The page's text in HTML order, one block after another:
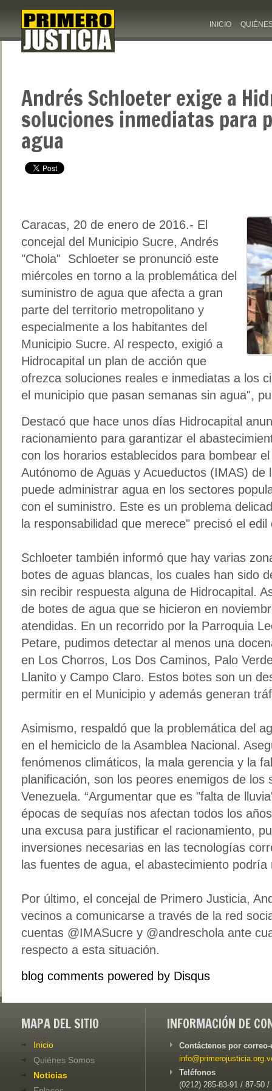
INICIO
Andrés Schloeter exige a
soluciones inmediatas para
agua
Caracas, 20 de enero de 2016.- El
concejal del Municipio Sucre, Andrés
"Chola" Schloeter se pronunció este
miércoles en torno a la problemática del
suministro de agua que afecta a gran
parte del territorio metropolitano y
especialmente a los habitantes del
Municipio Sucre. Al respecto, exigió a
Hidrocapital un plan de acción que
ofrezca soluciones reales e inmediatas a los
el municipio que pasan semanas sin agua",
Destacó que hace unos días Hidrocapital
racionamiento para garantizar el
con los horarios establecidos para bombear
Autónomo de Aguas y Acueductos (IMAS) de
puede administrar agua en los sectores
con el suministro. Este es un problema
la responsabilidad que merece" precisó el edil
Schloeter también informó que hay varias
botes de aguas blancas, los cuales han sido
sin recibir respuesta alguna de Hidrocapital.
de botes de agua que se hicieron en
atendidas. En un recorrido por la Parroquia
Petare, pudimos detectar al menos una
en Los Chorros, Los Dos Caminos, Palo
Llanito y Campo Claro. Estos botes son un
permitir en el Municipio y además generan
Asimismo, respaldó que la problemática del
en el hemiciclo de la Asamblea Nacional.
fenómenos climáticos, la mala gerencia y la
planificación, son los peores enemigos de los
Venezuela. “Argumentar que es "falta de
épocas de sequías nos afectan todos los
una excusa para justificar el racionamiento,
inversiones necesarias en las tecnologías
las fuentes de agua, el abastecimiento podría
Por último, el concejal de Primero Justicia,
vecinos a comunicarse a través de la red
cuentas @IMASucre y @andreschola ante
respecto a esta situación.
blog comments powered by Disqus
MAPA DEL SITIO
Inicio
Quiénes Somos
Noticias
INFORMACIÓN DE
Contáctenos por
Teléfonos
(0212) 285-83-91 / 87-50 /